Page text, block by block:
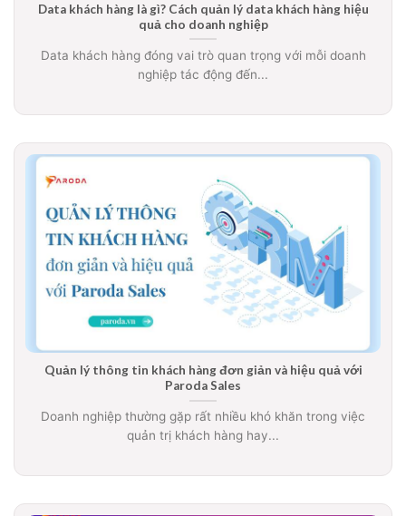
Data khách hàng là gì? Cách quản lý data khách hàng hiệu
quả cho doanh nghiệp
Data khách hàng đóng vai trò quan trọng với mỗi doanh
nghiệp tác động đến...
Quản lý thông tin khách hàng đơn giản và hiệu quả với
Paroda Sales
Doanh nghiệp thường gặp rất nhiều khó khăn trong việc
quản trị khách hàng hay...